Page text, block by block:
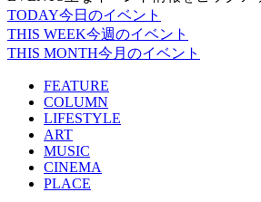
TODAY今日のイベント
THIS WEEK今週のイベント
THIS MONTH今月のイベント
FEATURE
COLUMN
LIFESTYLE
ART
MUSIC
CINEMA
PLACE